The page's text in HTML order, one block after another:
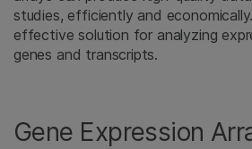
studies, efficiently and
effective solution for analyzing
genes and transcripts.
Gene Expression